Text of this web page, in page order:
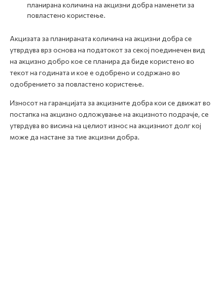
планирана количина на акцизни добра наменети за
повластено користење.
Акцизата за планираната количина на акцизни добра се
утврдува врз основа на податокот за секој поединечен вид
на акцизно добро кое се планира да биде користено во
текот на годината и кое е одобрено и содржано во
одобрението за повластено користење.
Износот на гаранцијата за акцизните добра кои се движат во
постапка на акцизно одложување на акцизното подрачје, се
утврдува во висина на целиот износ на акцизниот долг кој
може да настане за тие акцизни добра.